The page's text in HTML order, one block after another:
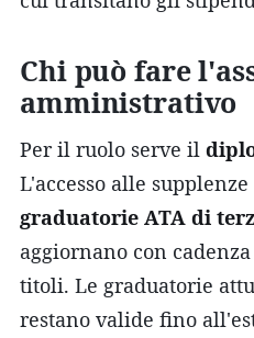
Chi può fare
amministrativo
Per il ruolo serve il
L'accesso alle
graduatorie ATA di
aggiornano con
titoli. Le graduatorie
restano valide fino